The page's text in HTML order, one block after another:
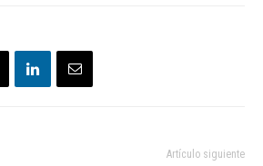
Artículo siguiente